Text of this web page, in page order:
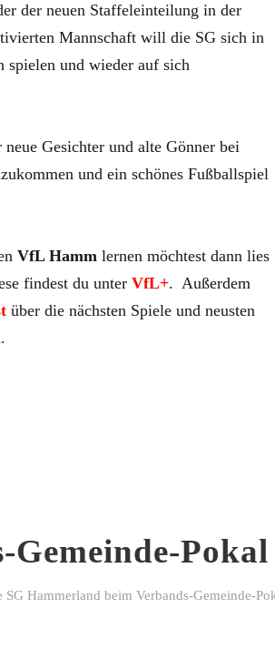
der neuen Staffeleinteilung in der
Mannschaft will die SG sich in
spielen und wieder auf sich
Gesichter und alte Gönner bei
und ein schönes Fußballspiel
VfL Hamm lernen möchtest dann lies
findest du unter VfL+. Außerdem
über die nächsten Spiele und neusten
Gemeinde-Pokal
SG Hammerland beim Verbands-Gemeinde-